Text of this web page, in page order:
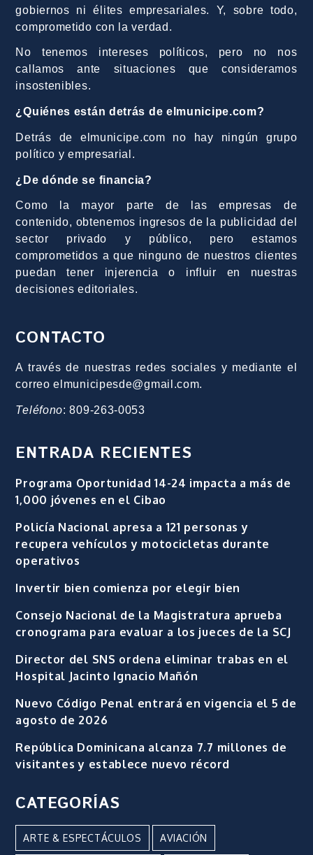
gobiernos ni élites empresariales. Y, sobre todo,
comprometido con la verdad.
No tenemos intereses políticos, pero no nos
callamos ante situaciones que consideramos
insostenibles.
¿Quiénes están detrás de elmunicipe.com?
Detrás de elmunicipe.com no hay ningún grupo
político y empresarial.
¿De dónde se financia?
Como la mayor parte de las empresas de
contenido, obtenemos ingresos de la publicidad del
sector privado y público, pero estamos
comprometidos a que ninguno de nuestros clientes
puedan tener injerencia o influir en nuestras
decisiones editoriales.
CONTACTO
A través de nuestras redes sociales y mediante el
correo elmunicipesde@gmail.com.
Teléfono: 809-263-0053
ENTRADA RECIENTES
Programa Oportunidad 14-24 impacta a más de
1,000 jóvenes en el Cibao
Policía Nacional apresa a 121 personas y
recupera vehículos y motocicletas durante
operativos
Invertir bien comienza por elegir bien
Consejo Nacional de la Magistratura aprueba
cronograma para evaluar a los jueces de la SCJ
Director del SNS ordena eliminar trabas en el
Hospital Jacinto Ignacio Mañón
Nuevo Código Penal entrará en vigencia el 5 de
agosto de 2026
República Dominicana alcanza 7.7 millones de
visitantes y establece nuevo récord
CATEGORÍAS
ARTE & ESPECTÁCULOS AVIACIÓN